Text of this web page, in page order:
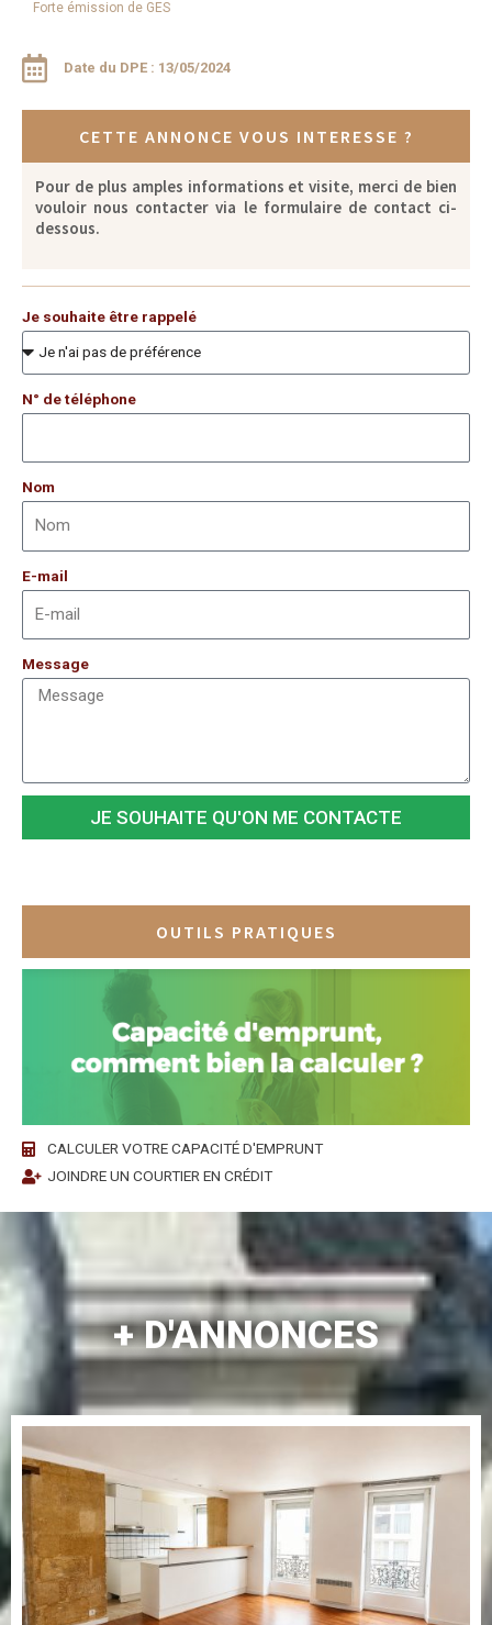
Forte émission de GES
Date du DPE : 13/05/2024
CETTE ANNONCE VOUS INTERESSE ?
Pour de plus amples informations et visite, merci de bien
vouloir nous contacter via le formulaire de contact ci-
dessous.
Je souhaite être rappelé
N° de téléphone
Nom
E-mail
Message
JE SOUHAITE QU'ON ME CONTACTE
OUTILS PRATIQUES
CALCULER VOTRE CAPACITÉ D'EMPRUNT
JOINDRE UN COURTIER EN CRÉDIT
+ D'ANNONCES